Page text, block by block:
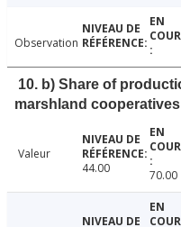
Observation
10. b) Share of
marshland cooperatives
Valeur
44.00
70.00